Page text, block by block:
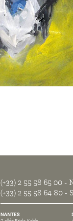
(+33) 2 55 58 65 00 -
(+33) 2 55 58 64 80 -
NANTES